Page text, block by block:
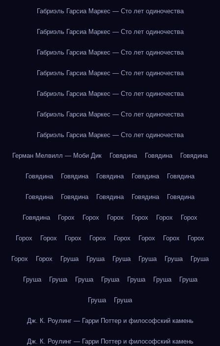
Габриэль Гарсиа Маркес — Сто лет одиночества
Габриэль Гарсиа Маркес — Сто лет одиночества
Габриэль Гарсиа Маркес — Сто лет одиночества
Габриэль Гарсиа Маркес — Сто лет одиночества
Габриэль Гарсиа Маркес — Сто лет одиночества
Габриэль Гарсиа Маркес — Сто лет одиночества
Габриэль Гарсиа Маркес — Сто лет одиночества
Герман Мелвилл — Моби Дик Говядина Говядина Говядина
Говядина Говядина Говядина Говядина Говядина
Говядина Говядина Говядина Говядина Говядина
Говядина Горох Горох Горох Горох Горох Горох
Горох Горох Горох Горох Горох Горох Горох Горох
Горох Горох Груша Груша Груша Груша Груша Груша
Груша Груша Груша Груша Груша Груша Груша
Груша Груша
Дж. К. Роулинг — Гарри Поттер и философский камень
Дж. К. Роулинг — Гарри Поттер и философский камень